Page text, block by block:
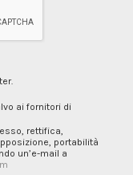
ai fornitori di
rettifica,
portabilità
un’e-mail a